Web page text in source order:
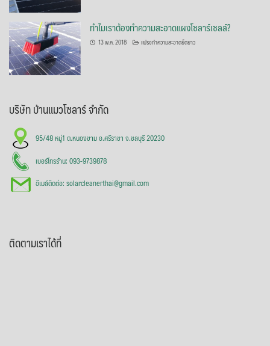
ทำไมเราต้องทำความสะอาดแผงโซลาร์เซลล์?
13 พ.ค. 2018 แปรงทำความสะอาดยืดยาว
บริษัท บ้านแมวโซลาร์ จำกัด
95/48 หมู่1 ต.หนองขาม อ.ศรีราชา จ.ชลบุรี 20230
เบอร์โทรร้าน: 093-9739878
อีเมล์ติดต่อ: solarcleanerthai@gmail.com
ติดตามเราได้ที่